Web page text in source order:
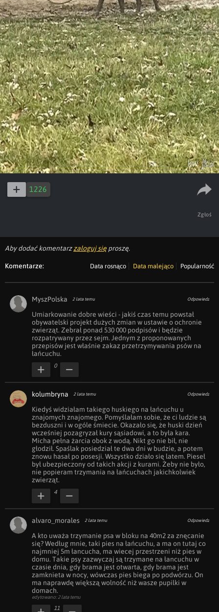
1226
Zgłoś
Aby dodać komentarzzaloguj się proszę.
Komentarze: Data rosnąco Data malejąco Popularność
MyszPolska 2 lata temu Odpowiedz
Umiarkowanie dobre wieści - jakiś czas temu powstał
obywatelski projekt dużych zmian w ustawie o ochronie
zwierząt. Zebrał ponad 530 000 podpisów i będzie
rozpatrywany przez sejm. Jednym z proponowanych
przepisów jest właśnie zakaz przetrzymywania psów na
łańcuchu.
0
kolumbryna 2 lata temu Odpowiedz
Kiedyś widziałam takiego huskiego na łańcuchu u
znajomych znajomego. Pomyślałam sobie, że ci ludzie są
bezduszni i w ogóle śmiecie. Okazało się, że huski dzień
wcześniej pozagryzał kury sąsiadowi, a to była kara.
Micha pełna żarcia obok z wodą. Nikt go nie bił, nie
głodził. Spaślak posiedział te dwa dni w budzie, a potem
znowu hasał po posesji. Wszystko działo się latem. Pieseł
był ubezpieczony od takich akcji z kurami. Żeby nie było,
nie popieram trzymania na łańcuchach jakichkolwiek
zwierząt.
4
alvaro_morales 2 lata temu Odpowiedz
A kto uważa trzymanie psa w bloku na 40m2 za znęcanie
się? Według mnie, taki pies na łańcuchu, a ma on tutaj co
najmniej 5m łancucha, ma wiecej przestrzeni niż pies w
domu. Takie psy zazwyczaj są trzymane na łancuchu w
czasie dnia, gdy brama jest otwarta, gdy brama jest
zamknieta w nocy, wówczas pies biega po podwórzu. On
ma naprawdę większą wolność niż wasze pupilki w
domach.
edytowano: 2 lata temu
11